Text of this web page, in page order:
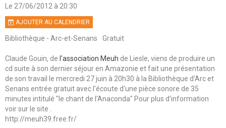
Vivre à Liesle
Vie associative
Agenda
Album photos
Le 27/06/2012 à 20:30
AJOUTER AU CALENDRIER
Bibliothèque - Arc-et-Senans Gratuit
Claude Gouin, de l'association Meuh de Liesle, viens de produire un
cd suite à son dernier séjour en Amazonie et fait une présentation
de son travail le mercredi 27 juin à 20h30 à la Bibliothèque d'Arc et
Senans entrée gratuit avec l'écoute d'une pièce sonore de 35
minutes intitulé "le chant de l'Anaconda" Pour plus d'information
voir sur le site .
http://meuh39.free.fr/